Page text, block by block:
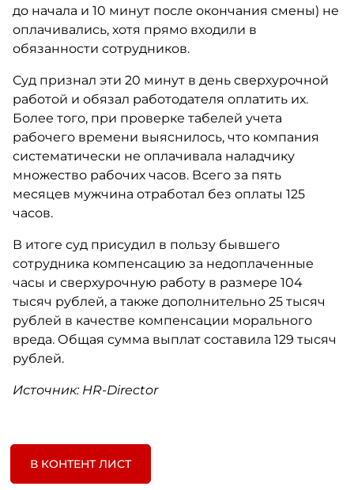
до начала и 10 минут после окончания смены) не
оплачивались, хотя прямо входили в
обязанности сотрудников.
Суд признал эти 20 минут в день сверхурочной
работой и обязал работодателя оплатить их.
Более того, при проверке табелей учета
рабочего времени выяснилось, что компания
систематически не оплачивала наладчику
множество рабочих часов. Всего за пять
месяцев мужчина отработал без оплаты 125
часов.
В итоге суд присудил в пользу бывшего
сотрудника компенсацию за недоплаченные
часы и сверхурочную работу в размере 104
тысяч рублей, а также дополнительно 25 тысяч
рублей в качестве компенсации морального
вреда. Общая сумма выплат составила 129 тысяч
рублей.
Источник: HR-Director
В КОНТЕНТ ЛИСТ